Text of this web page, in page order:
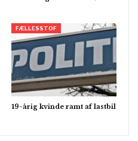
FÆLLESSTOF
19-årig kvinde ramt af lastbil